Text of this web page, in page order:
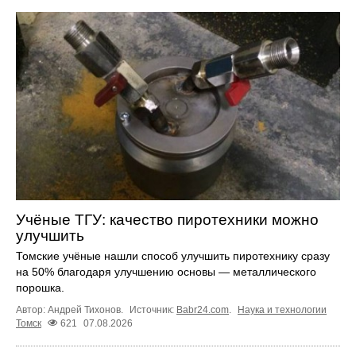
Учёные ТГУ: качество пиротехники можно
улучшить
Томские учёные нашли способ улучшить пиротехнику сразу
на 50% благодаря улучшению основы — металлического
порошка.
Автор: Андрей Тихонов. Источник: Babr24.com.
Наука и технологии
Томск
621 07.08.2026